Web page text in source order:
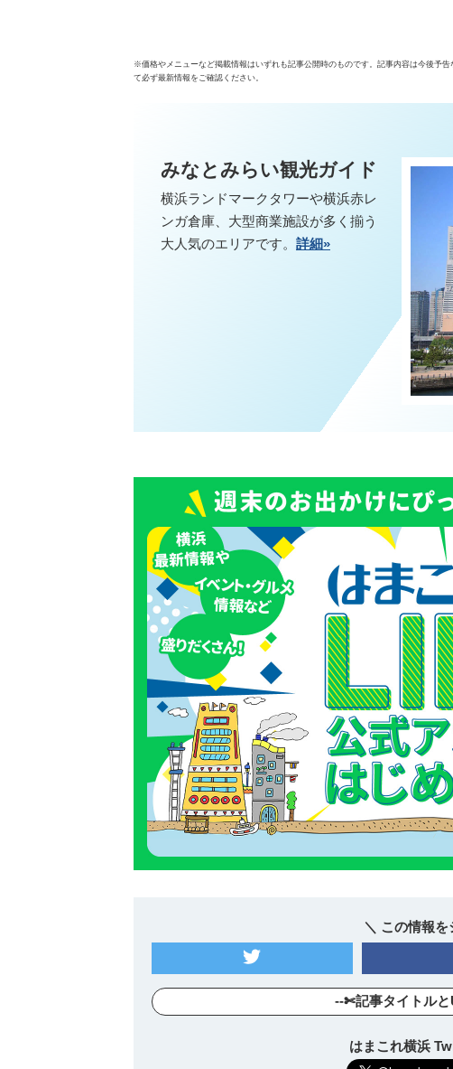
※価格やメニューなど掲載情報はいずれも記事公開時のものです。記事内容は今後予
て必ず最新情報をご確認ください。
みなとみらい観光ガイド
横浜ランドマークタワーや横浜赤レ
ンガ倉庫、大型商業施設が多く揃う
大人気のエリアです。 詳細»
＼ この情報
--✄記事タイトル
はまこれ横浜